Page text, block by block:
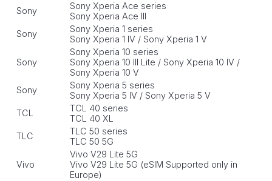
Sony
Sony Xperia Ace series
Sony Xperia Ace III
Sony
Sony Xperia 1 series
Sony Xperia 1 IV / Sony Xperia 1 V
Sony
Sony Xperia 10 series
Sony Xperia 10 III Lite / Sony Xperia 10 IV /
Sony Xperia 10 V
Sony
Sony Xperia 5 series
Sony Xperia 5 IV / Sony Xperia 5 V
TCL
TCL 40 series
TCL 40 XL
TLC
TLC 50 series
TLC 50 5G
Vivo
Vivo V29 Lite 5G
Vivo V29 Lite 5G (eSIM Supported only in
Europe)